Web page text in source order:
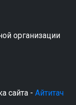
организации
сайта - Айтитач